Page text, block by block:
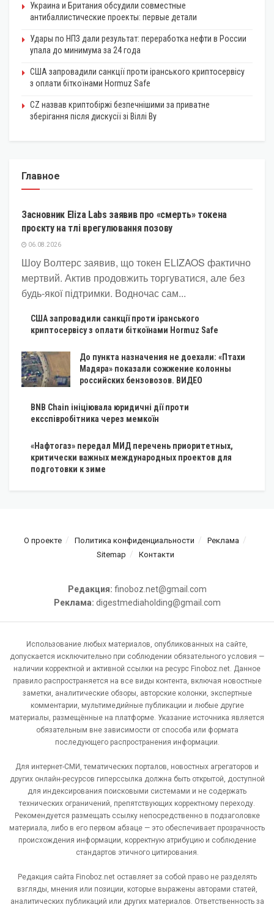
Украина и Британия обсудили совместные
антибаллистические проекты: первые детали
Удары по НПЗ дали результат: переработка нефти в России
упала до минимума за 24 года
США запровадили санкції проти іранського криптосервісу
з оплати біткоїнами Hormuz Safe
CZ назвав криптобіржі безпечнішими за приватне
зберігання після дискусії зі Віллі Ву
Главное
КРИПТОВАЛЮТА
Засновник Eliza Labs заявив про «смерть» токена
проєкту на тлі врегулювання позову
06.08.2026
Шоу Волтерс заявив, що токен ELIZAOS фактично
мертвий. Актив продовжить торгуватися, але без
будь-якої підтримки. Водночас сам...
США запровадили санкції проти іранського
криптосервісу з оплати біткоїнами Hormuz Safe
До пункта назначения не доехали: «Птахи
Мадяра» показали сожжение колонны
российских бензовозов. ВИДЕО
BNB Chain ініціювала юридичні дії проти
ексспівробітника через мемкоїн
«Нафтогаз» передал МИД перечень приоритетных,
критически важных международных проектов для
подготовки к зиме
О проекте Политика конфиденциальности
Реклама
Sitemap
Контакти
Редакция: finoboz.net@gmail.com
Реклама: digestmediaholding@gmail.com
Использование любых материалов, опубликованных на сайте,
допускается исключительно при соблюдении обязательного условия —
наличии корректной и активной ссылки на ресурс Finoboz.net. Данное
правило распространяется на все виды контента, включая новостные
заметки, аналитические обзоры, авторские колонки, экспертные
комментарии, мультимедийные публикации и любые другие
материалы, размещённые на платформе. Указание источника является
обязательным вне зависимости от способа или формата
последующего распространения информации.
Для интернет-СМИ, тематических порталов, новостных агрегаторов и
других онлайн-ресурсов гиперссылка должна быть открытой, доступной
для индексирования поисковыми системами и не содержать
технических ограничений, препятствующих корректному переходу.
Рекомендуется размещать ссылку непосредственно в подзаголовке
материала, либо в его первом абзаце — это обеспечивает прозрачность
происхождения информации, корректную атрибуцию и соблюдение
стандартов этичного цитирования.
Редакция сайта Finoboz.net оставляет за собой право не разделять
взгляды, мнения или позиции, которые выражены авторами статей,
аналитических публикаций или других материалов. Ответственность за